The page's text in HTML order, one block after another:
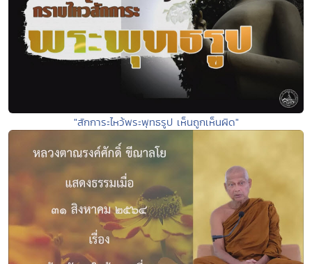
"สักการะไหว้พระพุทธรูป เห็นถูกเห็นผิด"